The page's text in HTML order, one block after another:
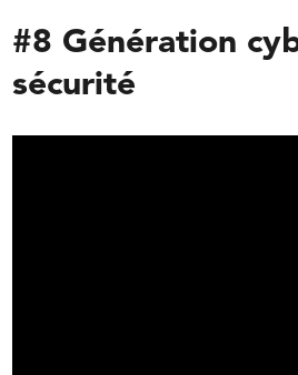
#8 Génération
sécurité